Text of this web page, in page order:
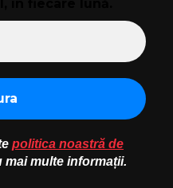
politica noastră de
multe informații.